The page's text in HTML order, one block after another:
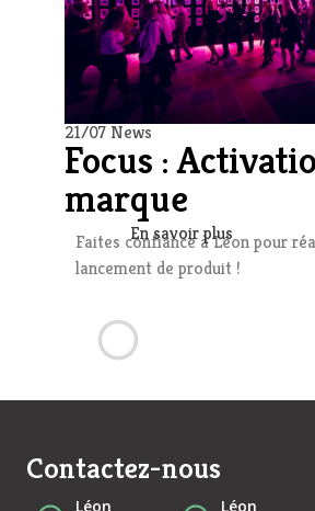
21/07 News
Focus :
marque
Faites confiance à Léon pour
lancement de produit !
En savoir plus
Contactez-nous
Léon
Léon